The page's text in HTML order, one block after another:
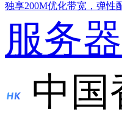
独享200M优化带宽，弹性
服务
中国